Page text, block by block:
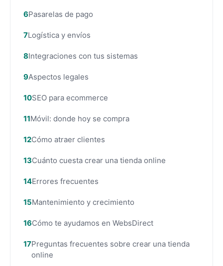
Pasarelas de pago
Logística y envíos
Integraciones con tus sistemas
Aspectos legales
SEO para ecommerce
Móvil: donde hoy se compra
Cómo atraer clientes
Cuánto cuesta crear una tienda online
Errores frecuentes
Mantenimiento y crecimiento
Cómo te ayudamos en WebsDirect
Preguntas frecuentes sobre crear una tienda
online